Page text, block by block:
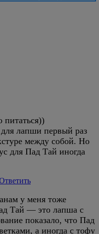
лапши первый раз
между собой. Но
для Пад Тай иногда
у меня тоже
Тай — это лапша с
показало, что Пад
а иногда с тофу